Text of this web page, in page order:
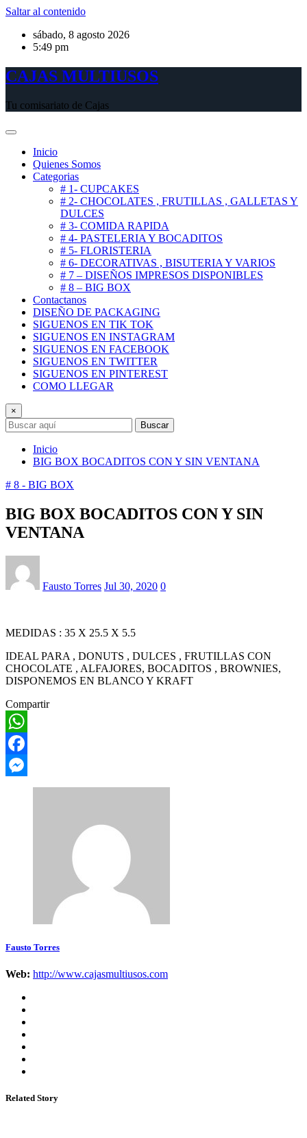
Saltar al contenido
sábado, 8 agosto 2026
5:49 pm
CAJAS MULTIUSOS
Tu comisariato de Cajas
Inicio
Quienes Somos
Categorias
# 1- CUPCAKES
# 2- CHOCOLATES , FRUTILLAS , GALLETAS Y
DULCES
# 3- COMIDA RAPIDA
# 4- PASTELERIA Y BOCADITOS
# 5- FLORISTERIA
# 6- DECORATIVAS , BISUTERIA Y VARIOS
# 7 – DISEÑOS IMPRESOS DISPONIBLES
# 8 – BIG BOX
Contactanos
DISEÑO DE PACKAGING
SIGUENOS EN TIK TOK
SIGUENOS EN INSTAGRAM
SIGUENOS EN FACEBOOK
SIGUENOS EN TWITTER
SIGUENOS EN PINTEREST
COMO LLEGAR
×
Buscar
Inicio
BIG BOX BOCADITOS CON Y SIN VENTANA
# 8 - BIG BOX
BIG BOX BOCADITOS CON Y SIN
VENTANA
Fausto Torres Jul 30, 2020 0
MEDIDAS : 35 X 25.5 X 5.5
IDEAL PARA , DONUTS , DULCES , FRUTILLAS CON
CHOCOLATE , ALFAJORES, BOCADITOS , BROWNIES,
DISPONEMOS EN BLANCO Y KRAFT
Compartir
WhatsApp
Facebook
Messenger
Fausto Torres
Web: http://www.cajasmultiusos.com
Related Story